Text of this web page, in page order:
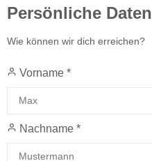
Persönliche Daten
Wie können wir dich erreichen?
Vorname *
Nachname *